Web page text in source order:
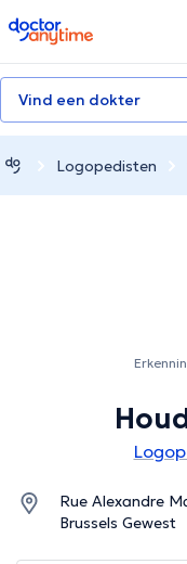
doctoranytime
Vind een dokter
Logopedisten
Rue Alexandre
Brussels Gewest